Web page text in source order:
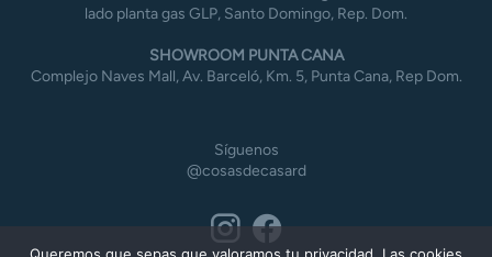
lado planta gas GLP, Santo Domingo, Rep. Dom.
SHOWROOM PUNTA CANA
Complejo Naves Mall, Av. Barceló, Km. 5, Punta Cana, Rep Dom.
Síguenos
@cosasdecasard
Queremos que sepas que valoramos tu privacidad. Las cookies